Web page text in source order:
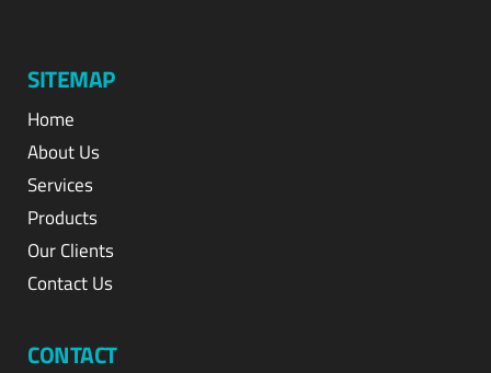
SITEMAP
Home
About Us
Services
Products
Our Clients
Contact Us
CONTACT